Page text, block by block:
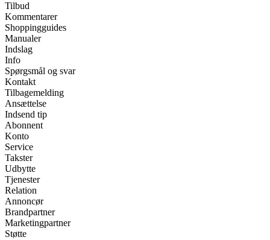
Tilbud
Kommentarer
Shoppingguides
Manualer
Indslag
Info
Spørgsmål og svar
Kontakt
Tilbagemelding
Ansættelse
Indsend tip
Abonnent
Konto
Service
Takster
Udbytte
Tjenester
Relation
Annoncør
Brandpartner
Marketingpartner
Støtte